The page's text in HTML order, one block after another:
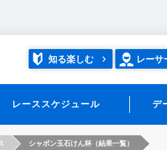
知る楽しむ レーサ
レーススケジュール デ
シャボン玉石けん杯（結果一覧）